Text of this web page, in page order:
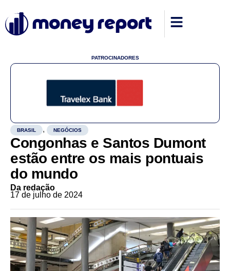
PATROCINADORES
BRASIL , NEGÓCIOS
Congonhas e Santos Dumont
estão entre os mais pontuais
do mundo
Da redação
17 de julho de 2024